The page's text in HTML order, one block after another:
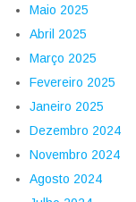
Maio 2025
Abril 2025
Março 2025
Fevereiro 2025
Janeiro 2025
Dezembro 2024
Novembro 2024
Agosto 2024